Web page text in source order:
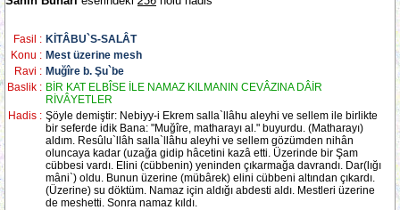
Fasil : KİTÂBU`S-SALÂT
Konu : Mest üzerine mesh
Ravi : Muğîre b. Şu`be
Baslik : BİR KAT ELBÎSE İLE NAMAZ KILMANIN CEVÂZINA DÂİR
RİVÂYETLER
Hadis : Şöyle demiştir: Nebiyy-i Ekrem salla`llâhu aleyhi ve sellem ile birlikte
bir seferde idik Bana: "Muğîre, matharayı al." buyurdu. (Matharayı)
aldım. Resûlu`llâh salla`llâhu aleyhi ve sellem gözümden nihân
oluncaya kadar (uzağa gidip hâcetini kazâ etti. Üzerinde bir Şam
cübbesi vardı. Elini (cübbenin) yeninden çıkarmağa davrandı. Dar(lığı
mâni`) oldu. Bunun üzerine (mübârek) elini cübbeni altından çıkardı.
(Üzerine) su döktüm. Namaz için aldığı abdesti aldı. Mestleri üzerine
de meshetti. Sonra namaz kıldı.